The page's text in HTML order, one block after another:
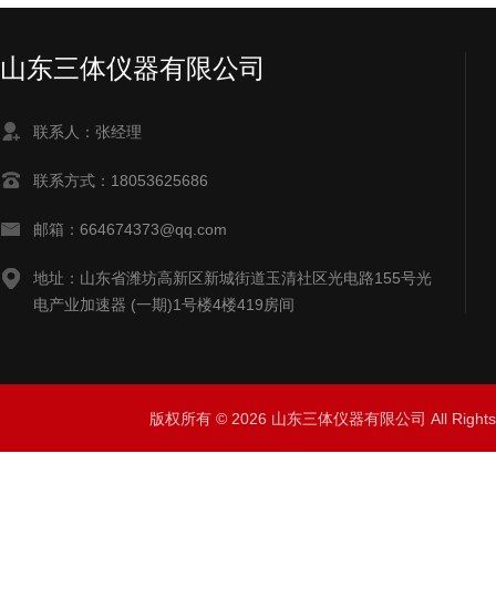
山东三体仪器有限公司
联系人：张经理
联系方式：18053625686
邮箱：664674373@qq.com
地址：山东省潍坊高新区新城街道玉清社区光电路155号光
电产业加速器 (一期)1号楼4楼419房间
版权所有 © 2026 山东三体仪器有限公司 All